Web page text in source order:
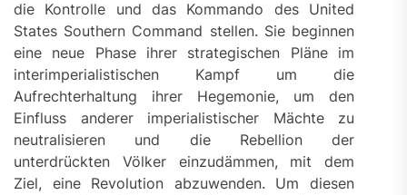
die Kontrolle und das Kommando des United
States Southern Command stellen. Sie beginnen
eine neue Phase ihrer strategischen Pläne im
interimperialistischen Kampf um die
Aufrechterhaltung ihrer Hegemonie, um den
Einfluss anderer imperialistischer Mächte zu
neutralisieren und die Rebellion der
unterdrückten Völker einzudämmen, mit dem
Ziel, eine Revolution abzuwenden. Um diesen